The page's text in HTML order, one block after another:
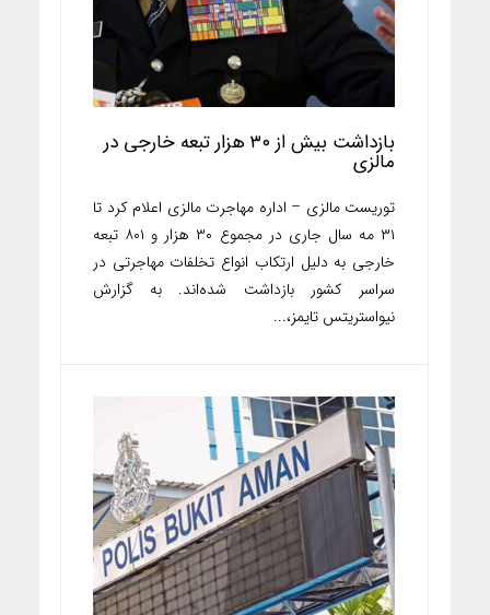
بازداشت بیش از ۳۰ هزار تبعه خارجی در
مالزی
توریست مالزی – اداره مهاجرت مالزی اعلام کرد تا
۳۱ مه سال جاری در مجموع ۳۰ هزار و ۸۰۱ تبعه
خارجی به دلیل ارتکاب انواع تخلفات مهاجرتی در
سراسر کشور بازداشت شده‌اند. به گزارش
نیواستریتس تایمز،...